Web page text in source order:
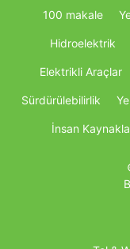
100 makale
Hidroelektrik
Elektrikli Araçlar
Sürdürülebilirlik
İnsan